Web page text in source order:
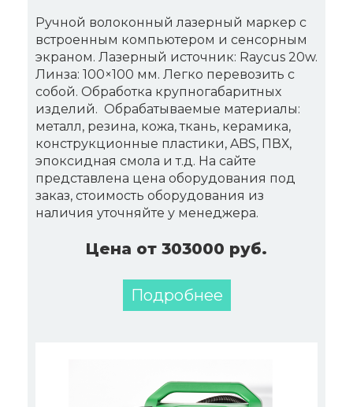
Ручной волоконный лазерный маркер с
встроенным компьютером и сенсорным
экраном. Лазерный источник: Raycus 20w.
Линза: 100×100 мм. Легко перевозить с
собой. Обработка крупногабаритных
изделий. Обрабатываемые материалы:
металл, резина, кожа, ткань, керамика,
конструкционные пластики, ABS, ПВХ,
эпоксидная смола и т.д. На сайте
представлена цена оборудования под
заказ, стоимость оборудования из
наличия уточняйте у менеджера.
Цена от 303000 руб.
Подробнее